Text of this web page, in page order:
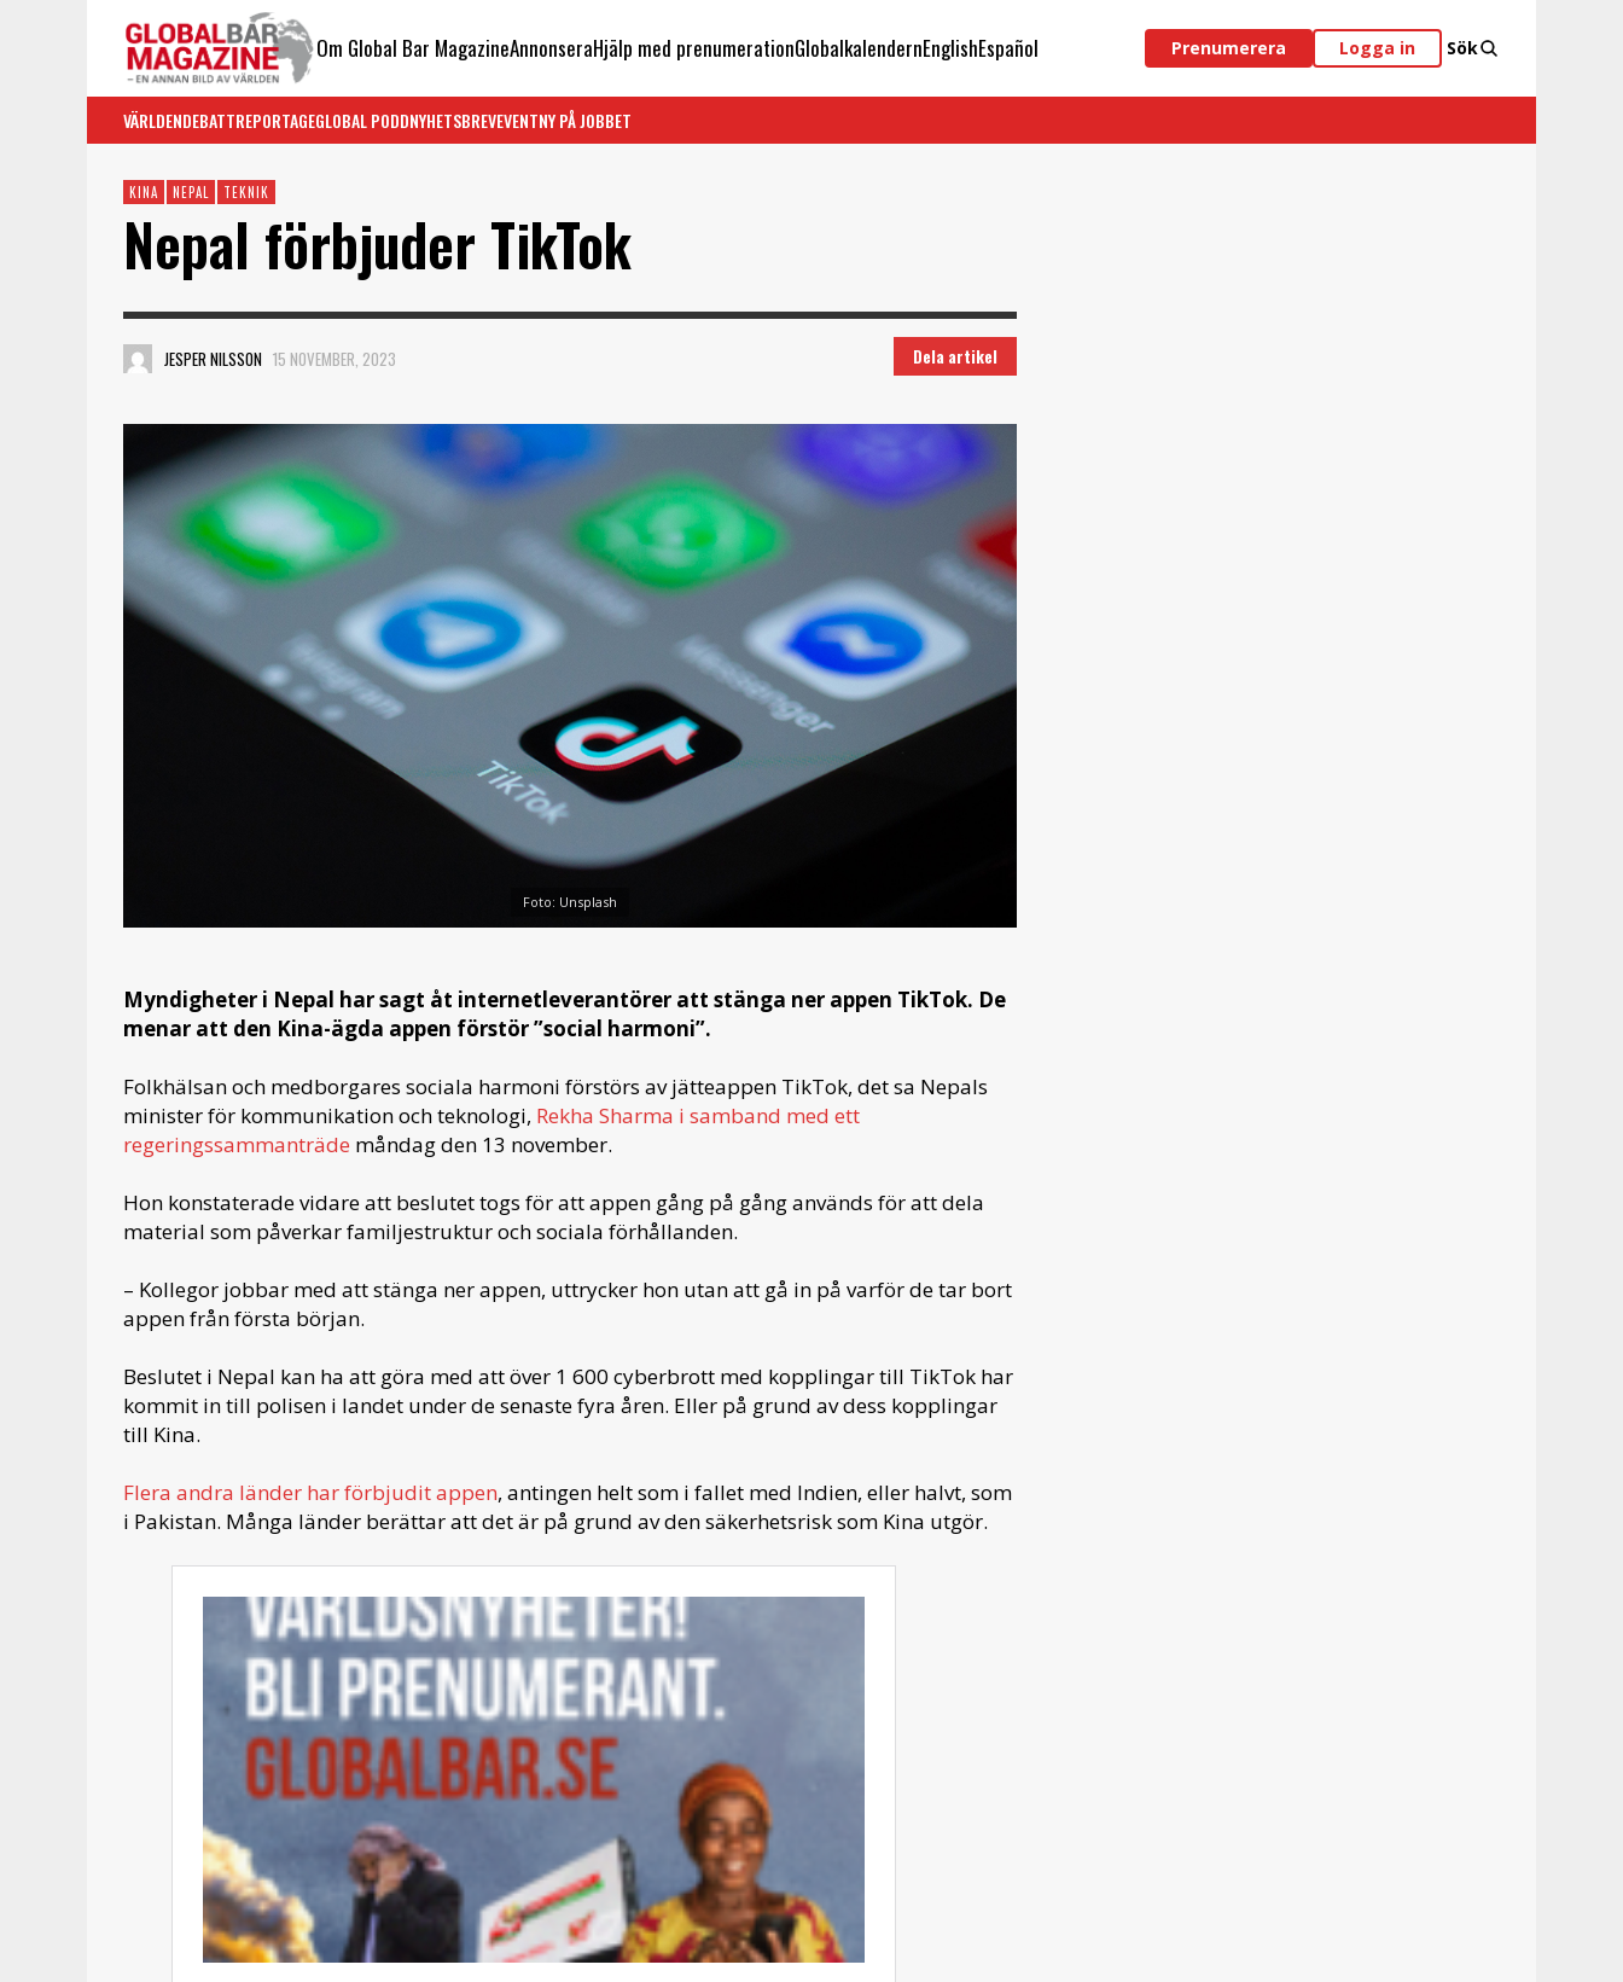
Om Global Bar MagazineAnnonseraHjälp med prenumerationGlobalkalendernEnglishEspañol Prenumerera Logga in Sök
VÄRLDENDEBATTREPORTAGEGLOBAL PODDNYHETSBREVEVENTNY PÅ JOBBET
KINA NEPAL TEKNIK
Nepal förbjuder TikTok
JESPER NILSSON 15 NOVEMBER, 2023 Dela artikel
Foto: Unsplash
Myndigheter i Nepal har sagt åt internetleverantörer att stänga ner appen TikTok. De
menar att den Kina-ägda appen förstör ”social harmoni”.
Folkhälsan och medborgares sociala harmoni förstörs av jätteappen TikTok, det sa Nepals
minister för kommunikation och teknologi, Rekha Sharma i samband med ett
regeringssammanträde måndag den 13 november.
Hon konstaterade vidare att beslutet togs för att appen gång på gång används för att dela
material som påverkar familjestruktur och sociala förhållanden.
– Kollegor jobbar med att stänga ner appen, uttrycker hon utan att gå in på varför de tar bort
appen från första början.
Beslutet i Nepal kan ha att göra med att över 1 600 cyberbrott med kopplingar till TikTok har
kommit in till polisen i landet under de senaste fyra åren. Eller på grund av dess kopplingar
till Kina.
Flera andra länder har förbjudit appen, antingen helt som i fallet med Indien, eller halvt, som
i Pakistan. Många länder berättar att det är på grund av den säkerhetsrisk som Kina utgör.